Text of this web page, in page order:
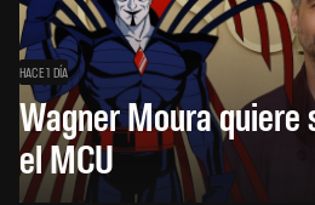
HACE 1 DÍA
Wagner Moura quiere
el MCU